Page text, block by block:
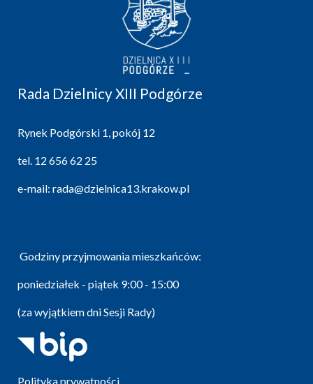
Rada Dzielnicy XIII Podgórze
Rynek Podgórski 1, pokój 12
tel. 12 656 62 25
e-mail: rada@dzielnica13.krakow.pl
Godziny przyjmowania mieszkańców:
poniedziałek - piątek 9:00 - 15:00
(za wyjątkiem dni Sesji Rady)
Polityka prywatności